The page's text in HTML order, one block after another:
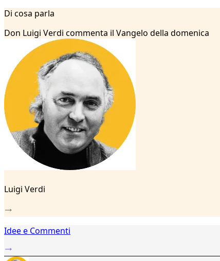
2
...
Di cosa parla
Don Luigi Verdi commenta il Vangelo della domenica
Luigi Verdi
Idee e Commenti